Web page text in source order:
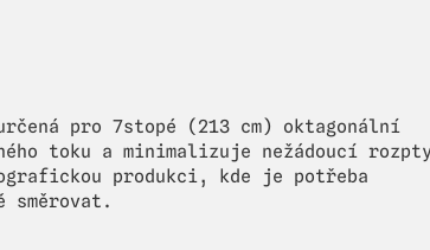
pro 7stopé (213 cm) oktagonální
toku a minimalizuje nežádoucí
produkci, kde je potřeba
směrovat.